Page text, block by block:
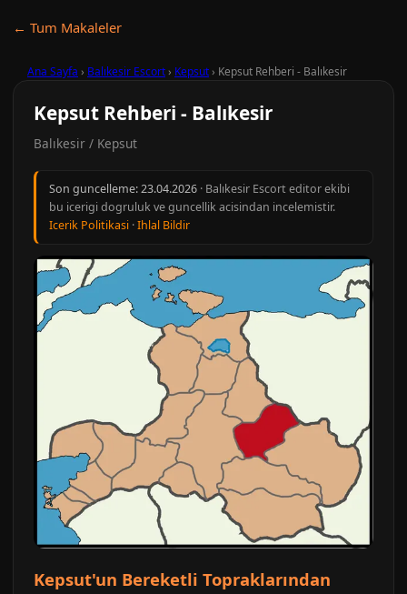
← Tum Makaleler
Ana Sayfa › Balıkesir Escort› Kepsut› Kepsut Rehberi - Balıkesir
Kepsut Rehberi - Balıkesir
Balıkesir / Kepsut
Son guncelleme:23.04.2026 · Balıkesir Escort editor ekibi
bu icerigi dogruluk ve guncellik acisindan incelemistir.
Icerik Politikasi ·Ihlal Bildir
Kepsut'un Bereketli Topraklarından